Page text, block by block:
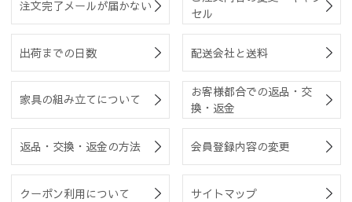
注文完了メールが届かない
セル
出荷までの日数 配送会社と送料
家具の組み立てについて
お客様都合での返品・交
換・返金
返品・交換・返金の方法 会員登録内容の変更
クーポン利用について サイトマップ